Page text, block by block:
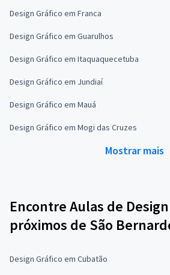
Design Gráfico em Franca
Design Gráfico em Guarulhos
Design Gráfico em Itaquaquecetuba
Design Gráfico em Jundiaí
Design Gráfico em Mauá
Design Gráfico em Mogi das Cruzes
Mostrar mais
Encontre Aulas de
próximos de São
Design Gráfico em Cubatão